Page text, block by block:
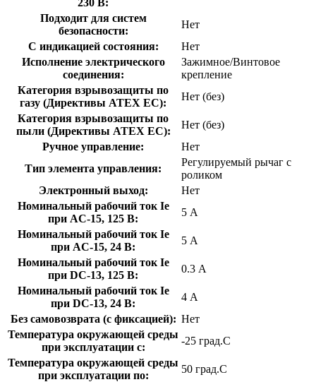
Подходит для систем
безопасности:
Нет
С индикацией состояния:
Нет
Исполнение электрического
соединения:
Зажимное/Винтовое
крепление
Категория взрывозащиты по
газу (Директивы ATEX ЕС):
Нет (без)
Категория взрывозащиты по
пыли (Директивы ATEX ЕС):
Нет (без)
Ручное управление:
Нет
Тип элемента управления:
Регулируемый рычаг с
роликом
Электронный выход:
Нет
Номинальный рабочий ток Ie
при AC-15, 125 В:
5 А
Номинальный рабочий ток Ie
при AC-15, 24 В:
5 А
Номинальный рабочий ток Ie
при DC-13, 125 В:
0.3 А
Номинальный рабочий ток Ie
при DC-13, 24 В:
4 А
Без самовозврата (с фиксацией): Нет
Температура окружающей среды
при эксплуатации с:
-25 град.C
Температура окружающей cреды
при эксплуатации по:
50 град.C